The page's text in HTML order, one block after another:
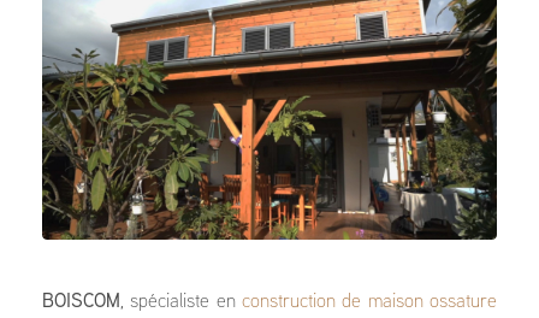
BOISCOM , spécialiste en construction de maison ossature